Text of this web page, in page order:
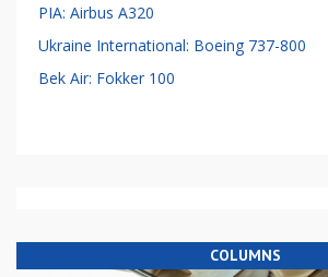
PIA: Airbus A320
Ukraine International: Boeing 737-800
Bek Air: Fokker 100
COLUMNS